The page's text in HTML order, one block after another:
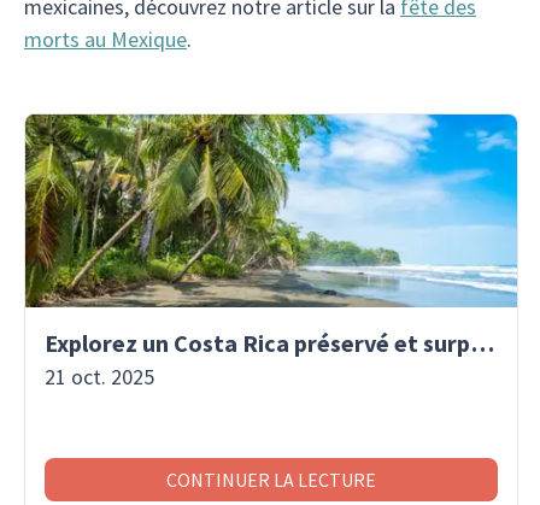
mexicaines, découvrez notre article sur la fête des
morts au Mexique.
Explorez un Costa Rica préservé et surprenant
21 oct. 2025
CONTINUER LA LECTURE